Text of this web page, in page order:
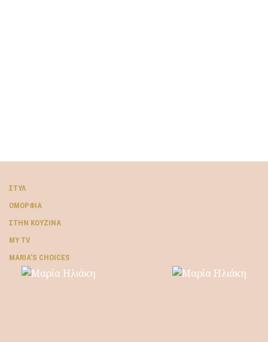
ΣΤΥΛ
ΟΜΟΡΦΙΆ
ΣΤΗΝ ΚΟΥΖΊΝΑ
MY TV
ΜARIA’S CHOICES